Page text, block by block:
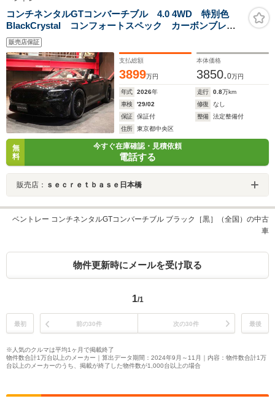
コンチネンタルGTコンバーチブル 4.0 4WD 特別色
BlackCrystal コンフォートスペック カーボンブレー
キ B&Oオーディオ ツーリングスペック ムードライ
ティングスペック セルフレベリングホイールバッジ ダ
イヤモンドナローリング
販売店保証
支払総額
3899万円
本体価格
3850.0万円
年式 2026年 走行 0.8万km
車検
'29/02 修復
なし
保証
保証付 整備
法定整備付
住所
東京都中央区
無
料
今すぐ在庫確認・見積依頼
電話する
販売店： ｓｅｃｒｅｔｂａｓｅ日本橋
ベントレー コンチネンタルGTコンバーチブル ブラック［黒］（全国）の中古
車
物件更新時にメールを受け取る
1/1
最初 前の30件 次の30件 最後
※人気のクルマは平均1ヶ月で掲載終了
物件数合計1万台以上のメーカー｜算出データ期間：2024年9月～11月｜内容：物件数合計1万
台以上のメーカーのうち、掲載が終了した物件数が1,000台以上の場合